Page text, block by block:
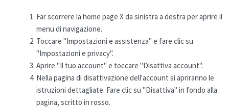
Far scorrere la home page X da sinistra a destra per aprire il
menu di navigazione.
Toccare "Impostazioni e assistenza" e fare clic su
"Impostazioni e privacy".
Aprire "Il tuo account" e toccare "Disattiva account".
Nella pagina di disattivazione dell'account si apriranno le
istruzioni dettagliate. Fare clic su "Disattiva" in fondo alla
pagina, scritto in rosso.